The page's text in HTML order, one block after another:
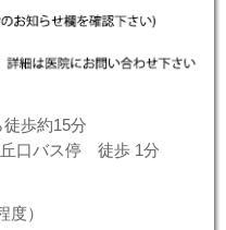
となります。ただし、診
大幅に時間がずれること
お願い致しますと同時に
了承下さい。
歩約15分
口バス停 徒歩 1分
度）